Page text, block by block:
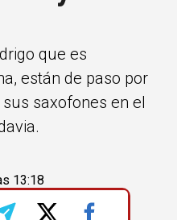
que es
están de paso por
saxofones en el
13:18